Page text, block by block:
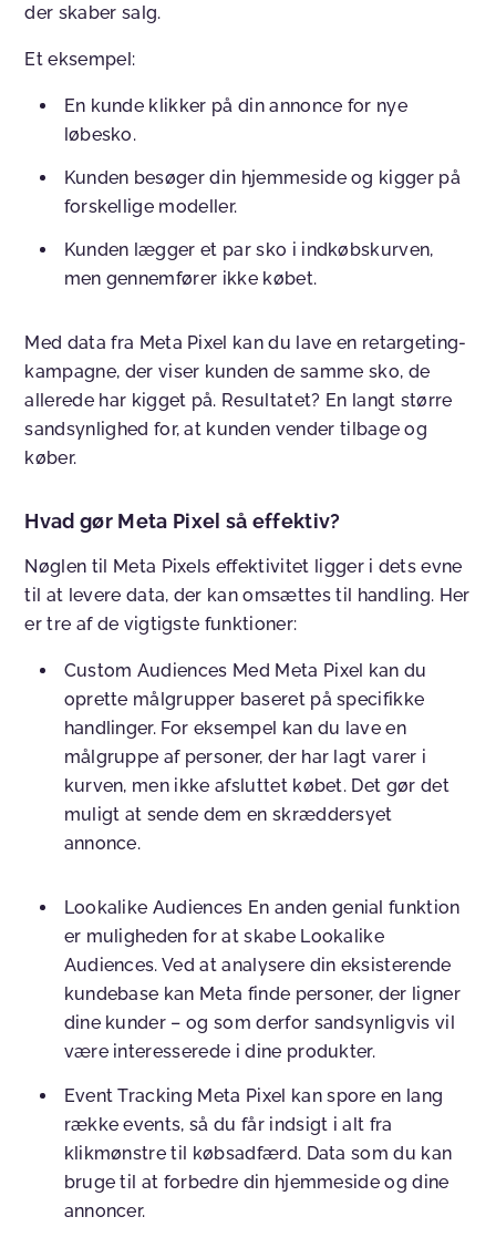
der skaber salg.
Et eksempel:
En kunde klikker på din annonce for nye
løbesko.
Kunden besøger din hjemmeside og kigger på
forskellige modeller.
Kunden lægger et par sko i indkøbskurven,
men gennemfører ikke købet.
Med data fra Meta Pixel kan du lave en retargeting-
kampagne, der viser kunden de samme sko, de
allerede har kigget på. Resultatet? En langt større
sandsynlighed for, at kunden vender tilbage og
køber.
Hvad gør Meta Pixel så effektiv?
Nøglen til Meta Pixels effektivitet ligger i dets evne
til at levere data, der kan omsættes til handling. Her
er tre af de vigtigste funktioner:
Custom Audiences Med Meta Pixel kan du
oprette målgrupper baseret på specifikke
handlinger. For eksempel kan du lave en
målgruppe af personer, der har lagt varer i
kurven, men ikke afsluttet købet. Det gør det
muligt at sende dem en skræddersyet
annonce.
Lookalike Audiences En anden genial funktion
er muligheden for at skabe Lookalike
Audiences. Ved at analysere din eksisterende
kundebase kan Meta finde personer, der ligner
dine kunder – og som derfor sandsynligvis vil
være interesserede i dine produkter.
Event Tracking Meta Pixel kan spore en lang
række events, så du får indsigt i alt fra
klikmønstre til købsadfærd. Data som du kan
bruge til at forbedre din hjemmeside og dine
annoncer.